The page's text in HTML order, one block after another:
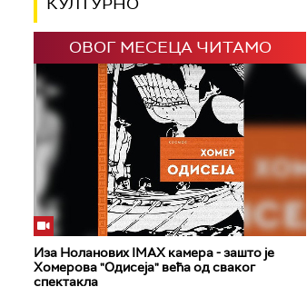
ОВОГ МЕСЕЦА ЧИТАМО
Иза Ноланових IMAX камера - зашто је
Хомерова "Одисеја" већа од сваког
спектакла